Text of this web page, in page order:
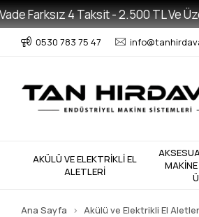
Farksız 4 Taksit - 2.500 TL Ve
0530 783 75 47
AKÜLÜ VE ELEKTRİKLİ EL
ALETLERİ
Ana Sayfa Akülü ve Elektrikli El